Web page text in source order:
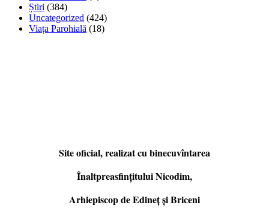
Știri (384)
Uncategorized (424)
Viața Parohială (18)
Site oficial, realizat cu binecuvîntarea
Înaltpreasfințitului Nicodim,
Arhiepiscop de Edineţ şi Briceni